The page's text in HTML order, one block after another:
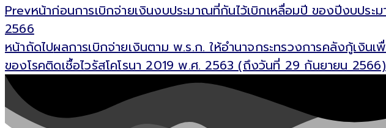
Prevหน้าก่อนการเบิกจ่ายเงินงบประมาณที่กันไว้เบิกเหลื่อมปี ของปีงบ
2566
หน้าถัดไปผลการเบิกจ่ายเงินตาม พ.ร.ก. ให้อำนาจกระทรวงการคลังกู้เงิ
ของโรคติดเชื้อไวรัสโคโรนา 2019 พ.ศ. 2563 (ถึงวันที่ 29 กันยายน 2566)